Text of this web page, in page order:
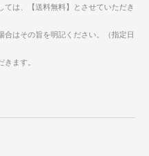
ては、【送料無料】とさせていただき
合はその旨を明記ください。（指定日
きます。